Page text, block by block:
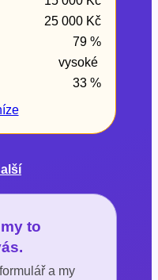
25 000 Kč
79 %
vysoké
33 %
to
a my